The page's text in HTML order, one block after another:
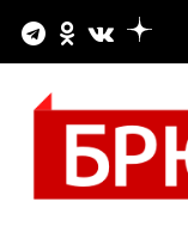
содержимому
Официальный